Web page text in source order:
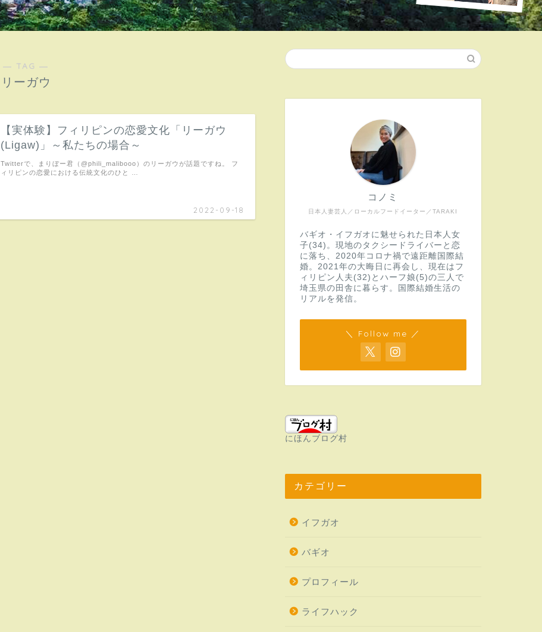
― TAG ―
リーガウ
【実体験】フィリピンの恋愛文化「リーガウ
(Ligaw)」～私たちの場合～
2022-09-18
Twitterで、まりぼー君（@phili_malibooo）のリーガウが話題ですね。 フ
ィリピンの恋愛における伝統文化のひと …
日本人妻芸人／ローカルフードイーター／TARAKI
コノミ
バギオ・イフガオに魅せられた日本人女
子(34)。現地のタクシードライバーと恋
に落ち、2020年コロナ禍で遠距離国際結
婚。2021年の大晦日に再会し、現在はフ
ィリピン人夫(32)とハーフ娘(5)の三人で
埼玉県の田舎に暮らす。国際結婚生活の
リアルを発信。
＼ Follow me ／
にほんブログ村
カテゴリー
イフガオ
バギオ
プロフィール
ライフハック